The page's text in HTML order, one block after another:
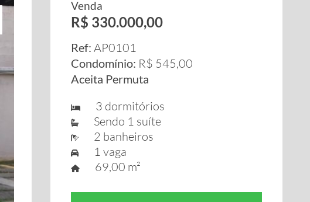
Venda
R$ 330.000,00
Ref: AP0101
Condomínio: R$ 545,00
Aceita Permuta
3 dormitórios
Sendo 1 suíte
2 banheiros
1 vaga
69,00 m²